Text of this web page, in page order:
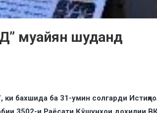
муайян шуданд
бахшида ба 31-умин солгарди